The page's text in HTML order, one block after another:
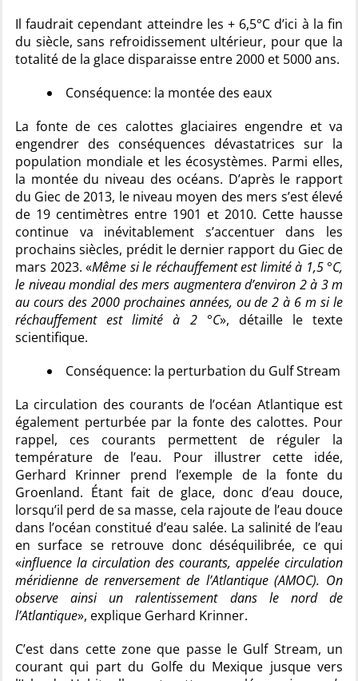
Il faudrait cependant atteindre les + 6,5°C d’ici à la fin
du siècle, sans refroidissement ultérieur, pour que la
totalité de la glace disparaisse entre 2000 et 5000 ans.
Conséquence: la montée des eaux
La fonte de ces calottes glaciaires engendre et va
engendrer des conséquences dévastatrices sur la
population mondiale et les écosystèmes. Parmi elles,
la montée du niveau des océans. D’après le rapport
du Giec de 2013, le niveau moyen des mers s’est élevé
de 19 centimètres entre 1901 et 2010. Cette hausse
continue va inévitablement s’accentuer dans les
prochains siècles, prédit le dernier rapport du Giec de
mars 2023. «Même si le réchauffement est limité à 1,5 °C,
le niveau mondial des mers augmentera d’environ 2 à 3 m
au cours des 2000 prochaines années, ou de 2 à 6 m si le
réchauffement est limité à 2 °C», détaille le texte
scientifique.
Conséquence: la perturbation du Gulf Stream
La circulation des courants de l’océan Atlantique est
également perturbée par la fonte des calottes. Pour
rappel, ces courants permettent de réguler la
température de l’eau. Pour illustrer cette idée,
Gerhard Krinner prend l’exemple de la fonte du
Groenland. Étant fait de glace, donc d’eau douce,
lorsqu’il perd de sa masse, cela rajoute de l’eau douce
dans l’océan constitué d’eau salée. La salinité de l’eau
en surface se retrouve donc déséquilibrée, ce qui
«influence la circulation des courants, appelée circulation
méridienne de renversement de l’Atlantique (AMOC). On
observe ainsi un ralentissement dans le nord de
l’Atlantique», explique Gerhard Krinner.
C’est dans cette zone que passe le Gulf Stream, un
courant qui part du Golfe du Mexique jusque vers